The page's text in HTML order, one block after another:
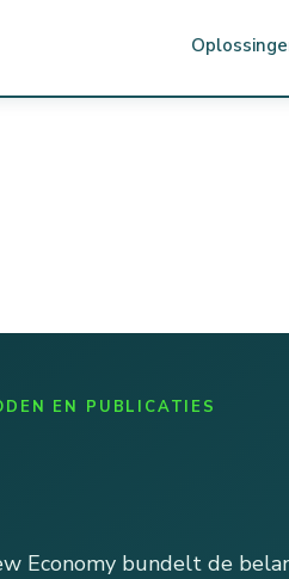
EN PUBLICATIES
Economy bundelt de